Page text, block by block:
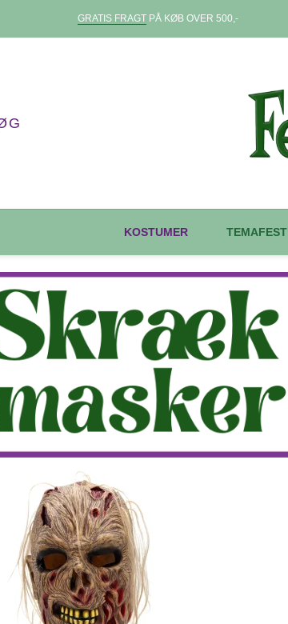
GRATIS FRAGTPÅ KØB OVER 500,-
KOSTUMER TEMAFEST